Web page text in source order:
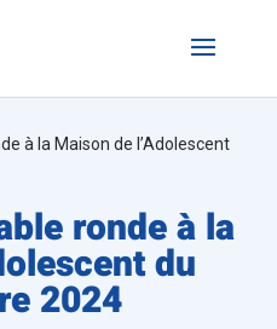
à la Maison de l’Adolescent
ronde à la
du
2024